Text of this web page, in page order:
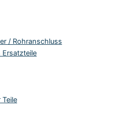
/ Rohranschluss
Ersatzteile